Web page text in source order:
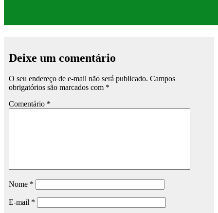
Deixe um comentário
O seu endereço de e-mail não será publicado. Campos
obrigatórios são marcados com *
Comentário *
Nome *
E-mail *